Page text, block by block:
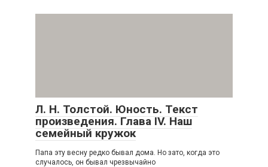
Л. Н. Толстой. Юность. Текст
произведения. Глава IV. Наш
семейный кружок
Папа эту весну редко бывал дома. Но зато, когда это
случалось, он бывал чрезвычайно